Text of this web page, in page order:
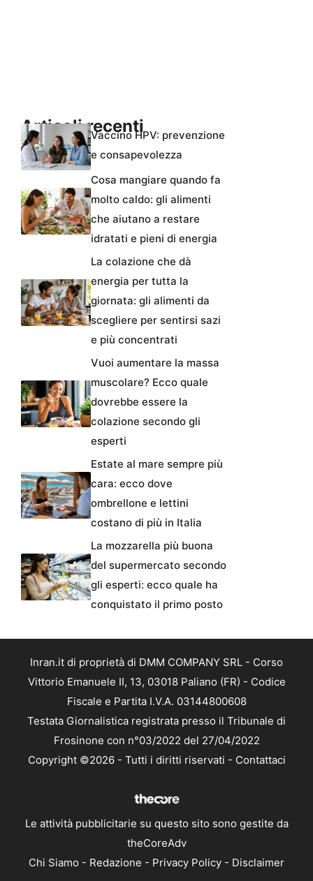
Articoli recentiVaccino HPV: prevenzione
e consapevolezza
Cosa mangiare quando fa
molto caldo: gli alimenti
che aiutano a restare
idratati e pieni di energia
La colazione che dà
energia per tutta la
giornata: gli alimenti da
scegliere per sentirsi sazi
e più concentrati
Vuoi aumentare la massa
muscolare? Ecco quale
dovrebbe essere la
colazione secondo gli
esperti
Estate al mare sempre più
cara: ecco dove
ombrellone e lettini
costano di più in Italia
La mozzarella più buona
del supermercato secondo
gli esperti: ecco quale ha
conquistato il primo posto
Inran.it di proprietà di DMM COMPANY SRL - Corso
Vittorio Emanuele II, 13, 03018 Paliano (FR) - Codice
Fiscale e Partita I.V.A. 03144800608
Testata Giornalistica registrata presso il Tribunale di
Frosinone con n°03/2022 del 27/04/2022
Copyright ©2026 - Tutti i diritti riservati - Contattaci
Le attività pubblicitarie su questo sito sono gestite da
theCoreAdv
Chi Siamo - Redazione - Privacy Policy - Disclaimer